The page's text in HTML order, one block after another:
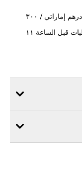
توصيل مجاني للطلبات التي تزيد عن ٢٥٠ درهم إماراتي / ٣٠٠
التوصيل في نفس اليوم متاح في دبي للطلبات قبل الساعة ١١